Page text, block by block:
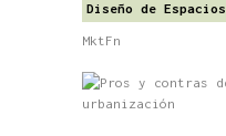
Diseño de Espacios
MktFn